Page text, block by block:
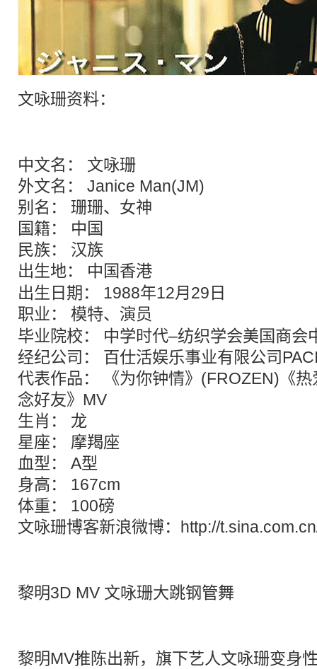
文咏珊资料：
中文名： 文咏珊
外文名： Janice Man(JM)
别名： 珊珊、女神
国籍： 中国
民族： 汉族
出生地： 中国香港
出生日期： 1988年12月29日
职业： 模特、演员
毕业院校： 中学时代–纺织学会美国商会
经纪公司： 百仕活娱乐事业有限公司
代表作品： 《为你钟情》(FROZEN)《
念好友》MV
生肖： 龙
星座： 摩羯座
血型： A型
身高： 167cm
体重： 100磅
文咏珊博客新浪微博：
http://
黎明3D MV 文咏珊大跳钢管舞
黎明MV推陈出新，旗下艺人文咏珊变身